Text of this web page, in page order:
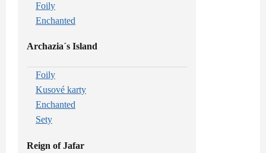
Foily
Enchanted
Archazia´s Island
Foily
Kusové karty
Enchanted
Sety
Reign of Jafar